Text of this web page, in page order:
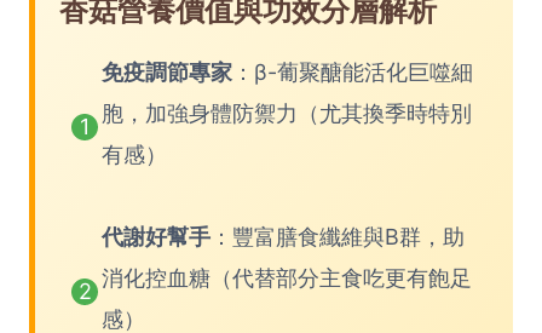
香菇營養價值與功效分層解析
1
免疫調節專家 ：β-葡聚醣能活化巨噬細
胞，加強身體防禦力（尤其換季時特別
有感）
2
代謝好幫手 ：豐富膳食纖維與B群，助
消化控血糖（代替部分主食吃更有飽足
感）